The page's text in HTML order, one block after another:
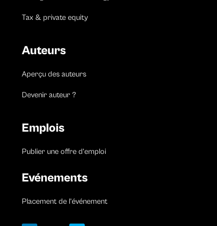
Tax & private equity
Auteurs
Aperçu des auteurs
Devenir auteur ?
Emplois
Publier une offre d’emploi
Evénements
Placement de l’événement